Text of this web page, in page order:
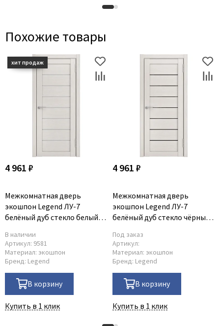
Похожие товары
4 961 ₽
Межкомнатная дверь
экошпон Legend ЛУ-7
белёный дуб стекло белый
В наличии
Артикул: 9581
Материал: экошпон
Бренд: Legend
В корзину
Купить в 1 клик
4 961 ₽
Межкомнатная дверь
экошпон Legend ЛУ-7
белёный дуб стекло чёрный
Под заказ
Артикул:
Материал: экошпон
Бренд: Legend
В корзину
Купить в 1 клик